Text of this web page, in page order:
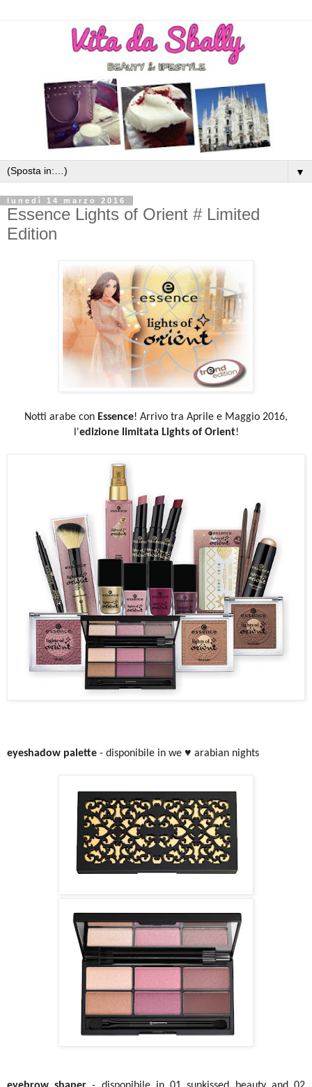
▼
lunedì 14 marzo 2016
Essence Lights of Orient # Limited
Edition
Notti arabe con Essence! Arrivo tra Aprile e Maggio 2016,
l'edizione limitata Lights of Orient!
eyeshadow palette - disponibile in we ♥ arabian nights